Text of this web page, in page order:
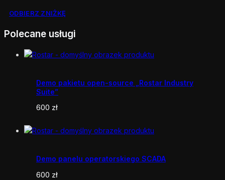
ODBIERZ ZNIŻKĘ
Polecane usługi
Demo pakietu open-source „Rostar Industry
Suite”
600 zł
Demo panelu operatorskiego SCADA
600 zł